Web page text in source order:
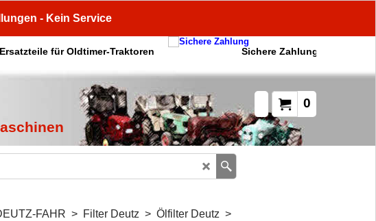
- Kein Service
für Oldtimer-Traktoren Sichere Zahlung
0
FAHR > Filter Deutz > Ölfilter Deutz >